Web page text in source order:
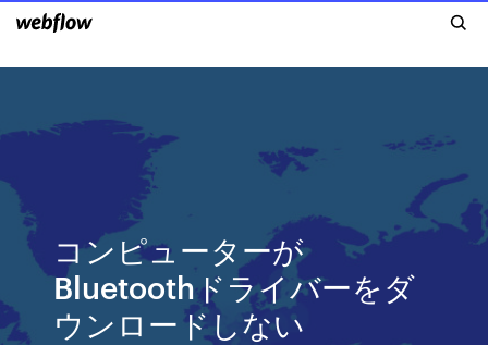
コンピューターが
Bluetoothドライバーをダ
ウンロードしない